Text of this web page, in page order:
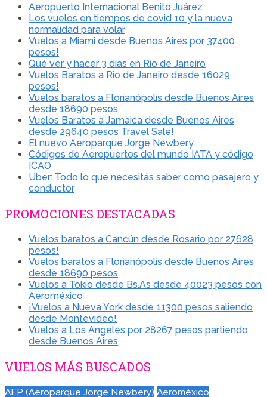
Aeropuerto Internacional Benito Juárez
Los vuelos en tiempos de covid 10 y la nueva
normalidad para volar
Vuelos a Miami desde Buenos Aires por 37400
pesos!
Qué ver y hacer 3 días en Rio de Janeiro
Vuelos Baratos a Rio de Janeiro desde 16029
pesos!
Vuelos baratos a Florianópolis desde Buenos Aires
desde 18690 pesos
Vuelos Baratos a Jamaica desde Buenos Aires
desde 29640 pesos Travel Sale!
El nuevo Aeroparque Jorge Newbery
Códigos de Aeropuertos del mundo IATA y código
ICAO
Uber: Todo lo que necesitás saber como pasajero y
conductor
PROMOCIONES DESTACADAS
Vuelos baratos a Cancún desde Rosario por 27628
pesos!
Vuelos baratos a Florianópolis desde Buenos Aires
desde 18690 pesos
Vuelos a Tokio desde Bs.As desde 40023 pesos con
Aeroméxico
¡Vuelos a Nueva York desde 11300 pesos saliendo
desde Montevideo!
Vuelos a Los Angeles por 28267 pesos partiendo
desde Buenos Aires
VUELOS MÁS BUSCADOS
AEP (Aeroparque Jorge Newbery) Aeroméxico